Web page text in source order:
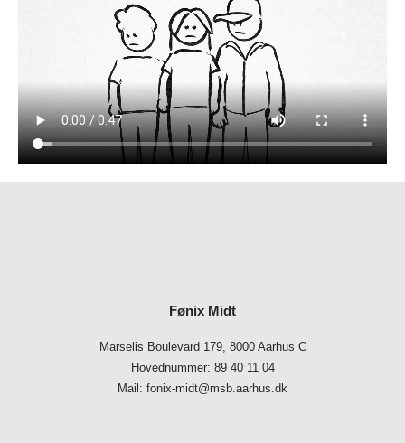
Fønix Midt
Marselis Boulevard 179, 8000 Aarhus C
Hovednummer: 89 40 11 04
Mail: fonix-midt@msb.aarhus.dk